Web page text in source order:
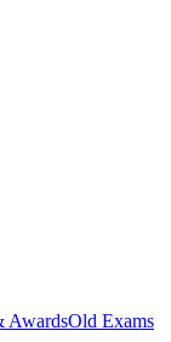
AwardsOld Exams